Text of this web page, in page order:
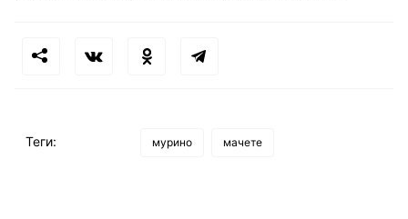
Теги: мурино мачете